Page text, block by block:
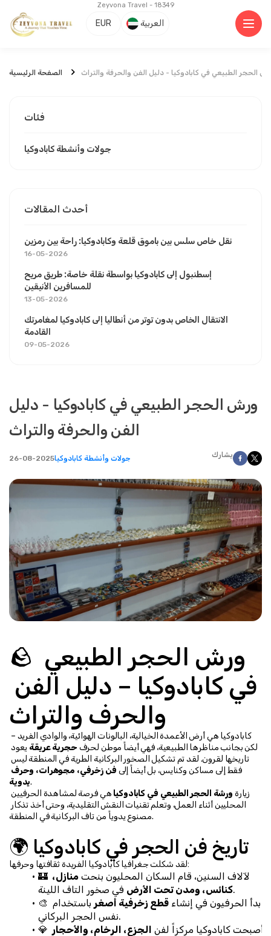
Zeyvona Travel - 18349
EUR العربية
الصفحة الرئيسية الحجر الطبيعي في كابادوكيا - دليل الفن والحرفة والتراث
ورش الحجر الطبيعي في كابادوكيا - دليل
الفن والحرفة والتراث
26-08-2025جولات وأنشطة كابادوكيا يشارك
🪨 ورش الحجر الطبيعي
والحرف والتراث
لكن بجانب مناظرها الطبيعية، فهي أيضاً موطن لحرف حجرية عريقة
فقط إلى مساكن وكنايس، بل أيضاً إلى
يدوية.
زيارة ورشة الحجر الطبيعي في كابادوكيا
مصنوع يدوياً من تاف البركانية في المنطقة.
🌍 تاريخ فن الحجر في كابادوكيا
لقد شكلت جغرافيا كابادوكيا الفريدة ثقافتها وحرفها:
🏰 لآلاف السنين، قام السكان المحليون بنحت
كنائس، ومدن تحت الأرض في صخور التاف اللينة.
🎨 بدأ الحرفيون في إنشاء قطع زخرفية أصغر
نفس الحجر البركاني.
💎 أصبحت كابادوكيا مركزاً لفن
فئات
جولات وأنشطة كابادوكيا
أحدث المقالات
نقل خاص سلس بين باموق قلعة وكابادوكيا: راحة بين رمزين
16-05-2026
إسطنبول إلى كابادوكيا بواسطة نقلة خاصة: طريق مريح
للمسافرين الأنيقين
13-05-2026
الانتقال الخاص بدون توتر من أنطاليا إلى كابادوكيا لمغامرتك
القادمة
09-05-2026